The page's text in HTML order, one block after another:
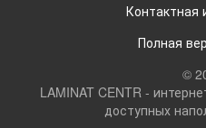
Контактная
Полная
©
LAMINAT CENTR -
доступных